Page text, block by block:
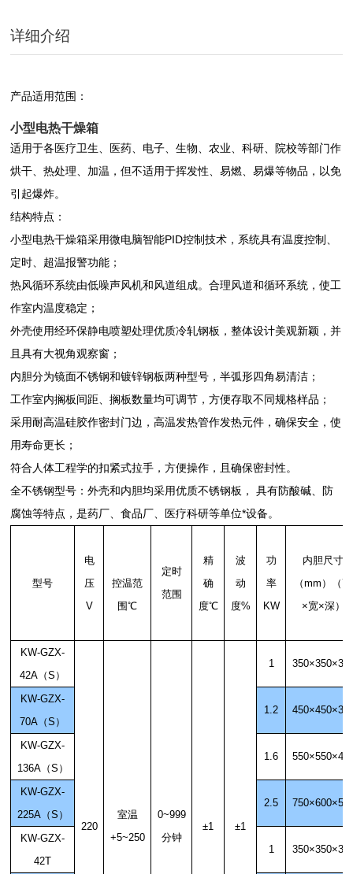
详细介绍
产品适用范围：
小型电热干燥箱
适用于各医疗卫生、医药、电子、生物、农业、科研、院校等部门作
烘干、热处理、加温，但不适用于挥发性、易燃、易爆等物品，以免
引起爆炸。
结构特点：
小型电热干燥箱采用微电脑智能PID控制技术，系统具有温度控制、
定时、超温报警功能；
热风循环系统由低噪声风机和风道组成。合理风道和循环系统，使工
作室内温度稳定；
外壳使用经环保静电喷塑处理优质冷轧钢板，整体设计美观新颖，并
且具有大视角观察窗；
内胆分为镜面不锈钢和镀锌钢板两种型号，半弧形四角易清洁；
工作室内搁板间距、搁板数量均可调节，方便存取不同规格样品；
采用耐高温硅胶作密封门边，高温发热管作发热元件，确保安全，使
用寿命更长；
符合人体工程学的扣紧式拉手，方便操作，且确保密封性。
全不锈钢型号：外壳和内胆均采用优质不锈钢板， 具有防酸碱、防
腐蚀等特点，是药厂、食品厂、医疗科研等单位*设备。
型号
电
压
V
控温范
围℃
定时
范围
精
确
度℃
波
动
度%
功
率
KW
内胆尺寸
（mm ）（高
×宽×深）
KW-GZX-
42A（S）
220
室温
+5~250
0~999
分钟
±1 ±1
1 350×350×
KW-GZX-
70A（S）
1.2 450×450×
KW-GZX-
136A（S）
1.6 550×550×
KW-GZX-
225A（S）
2.5 750×600×
KW-GZX-
42T
1 350×350×